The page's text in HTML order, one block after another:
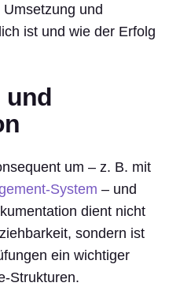
und
ist und wie der Erfolg
und
um – z. B. mit
System – und
dient nicht
sondern ist
ein wichtiger
Strukturen.